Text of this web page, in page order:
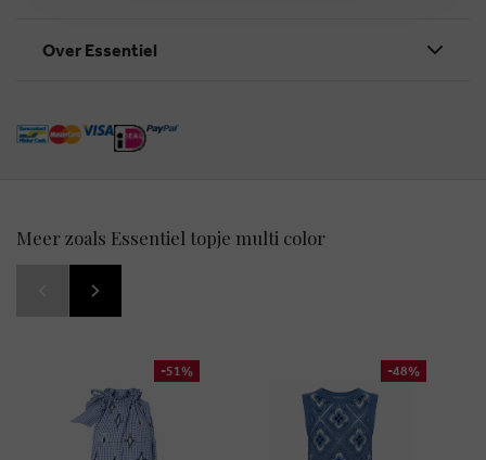
Over Essentiel
Meer zoals Essentiel topje multi color
-51% -48%